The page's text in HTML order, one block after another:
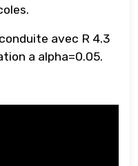
avec R 4.3
a alpha=0.05.